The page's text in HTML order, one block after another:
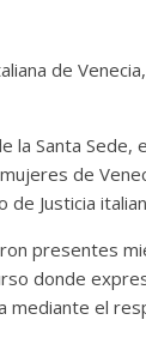
de
la Santa Sede,
de
Justicia
presentes
donde
mediante el